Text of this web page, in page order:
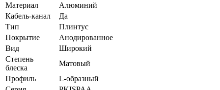
Материал
Алюминий
Кабель-канал
Да
Тип
Плинтус
Покрытие
Анодированное
Вид
Широкий
Степень
блеска
Матовый
Профиль
L-образный